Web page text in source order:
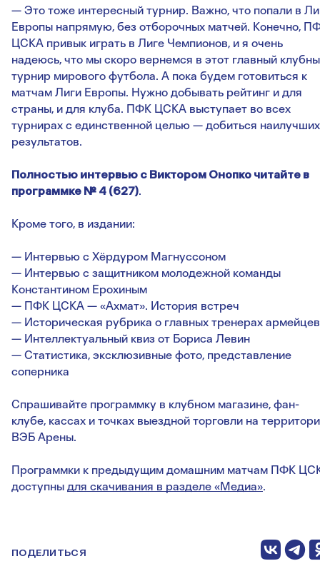
— Это тоже интересный турнир. Важно, что попали в
Европы напрямую, без отборочных матчей. Конечно,
ЦСКА привык играть в Лиге Чемпионов, и я очень
надеюсь, что мы скоро вернемся в этот главный
турнир мирового футбола. А пока будем готовиться к
матчам Лиги Европы. Нужно добывать рейтинг и для
страны, и для клуба. ПФК ЦСКА выступает во всех
турнирах с единственной целью — добиться наилучших
результатов.
Полностью интервью с Виктором Онопко читайте в
программке № 4 (627).
Кроме того, в издании:
— Интервью с Хёрдуром Магнуссоном
— Интервью с защитником молодежной команды
Константином Ерохиным
— ПФК ЦСКА — «Ахмат». История встреч
— Историческая рубрика о главных тренерах армейцев
— Интеллектуальный квиз от Бориса Левин
— Статистика, эксклюзивные фото, представление
соперника
Спрашивайте программку в клубном магазине, фан-
клубе, кассах и точках выездной торговли на
ВЭБ Арены.
Программки к предыдущим домашним матчам ПФК
доступны для скачивания в разделе «Медиа».
ПОДЕЛИТЬСЯ